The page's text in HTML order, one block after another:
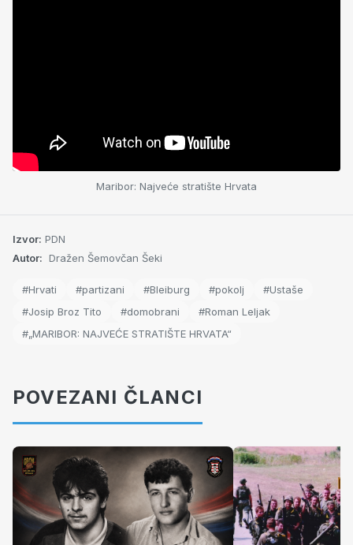
Maribor: Najveće stratište Hrvata
Izvor: PDN
Autor: Dražen Šemovčan Šeki
#Hrvati #partizani #Bleiburg #pokolj
#Ustaše
#Josip Broz Tito
#domobrani
#Roman Leljak
#„MARIBOR: NAJVEĆE STRATIŠTE HRVATA“
POVEZANI ČLANCI